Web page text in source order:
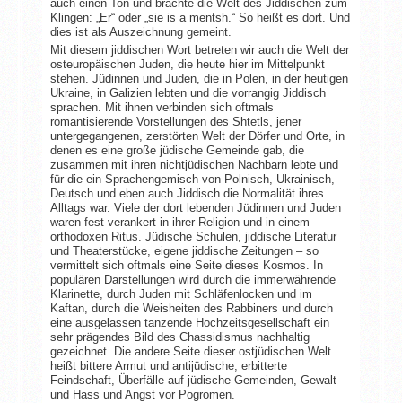
auch einen Ton und brachte die Welt des Jiddischen zum
Klingen: „Er“ oder „sie is a mentsh.“ So heißt es dort. Und
dies ist als Auszeichnung gemeint.
Mit diesem jiddischen Wort betreten wir auch die Welt der
osteuropäischen Juden, die heute hier im Mittelpunkt
stehen. Jüdinnen und Juden, die in Polen, in der heutigen
Ukraine, in Galizien lebten und die vorrangig Jiddisch
sprachen. Mit ihnen verbinden sich oftmals
romantisierende Vorstellungen des Shtetls, jener
untergegangenen, zerstörten Welt der Dörfer und Orte, in
denen es eine große jüdische Gemeinde gab, die
zusammen mit ihren nichtjüdischen Nachbarn lebte und
für die ein Sprachengemisch von Polnisch, Ukrainisch,
Deutsch und eben auch Jiddisch die Normalität ihres
Alltags war. Viele der dort lebenden Jüdinnen und Juden
waren fest verankert in ihrer Religion und in einem
orthodoxen Ritus. Jüdische Schulen, jiddische Literatur
und Theaterstücke, eigene jiddische Zeitungen – so
vermittelt sich oftmals eine Seite dieses Kosmos. In
populären Darstellungen wird durch die immerwährende
Klarinette, durch Juden mit Schläfenlocken und im
Kaftan, durch die Weisheiten des Rabbiners und durch
eine ausgelassen tanzende Hochzeitsgesellschaft ein
sehr prägendes Bild des Chassidismus nachhaltig
gezeichnet. Die andere Seite dieser ostjüdischen Welt
heißt bittere Armut und antijüdische, erbitterte
Feindschaft, Überfälle auf jüdische Gemeinden, Gewalt
und Hass und Angst vor Pogromen.